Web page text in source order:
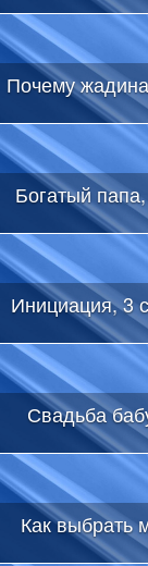
Почему
Богатый
Инициация, 3
Свадьба
Как выбрать